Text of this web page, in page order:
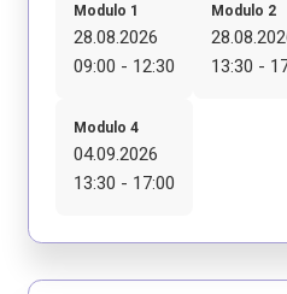
Modulo 1
28.08.2026
09:00 - 12:30
Modulo 2
13:30 -
Modulo 4
04.09.2026
13:30 - 17:00